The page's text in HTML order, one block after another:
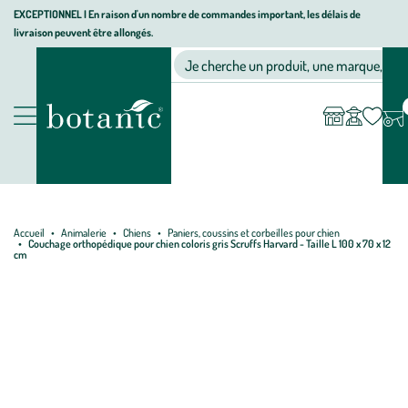
Aller
Aller
au
Aller
au
page
EXCEPTIONNEL I En raison d'un nombre de commandes important, les délais de
livraison peuvent être allongés.
Nos produits
Jardinerie écologique, animalerie, décoration, alimentation bio
Je cherche un produit, une marque, un
compte
Accueil Animalerie Chiens
Paniers, coussins et corbeilles pour chien
Couchage orthopédique pour chien coloris gris Scruffs Harvard - Taille L 100 x 70 x 12
cm